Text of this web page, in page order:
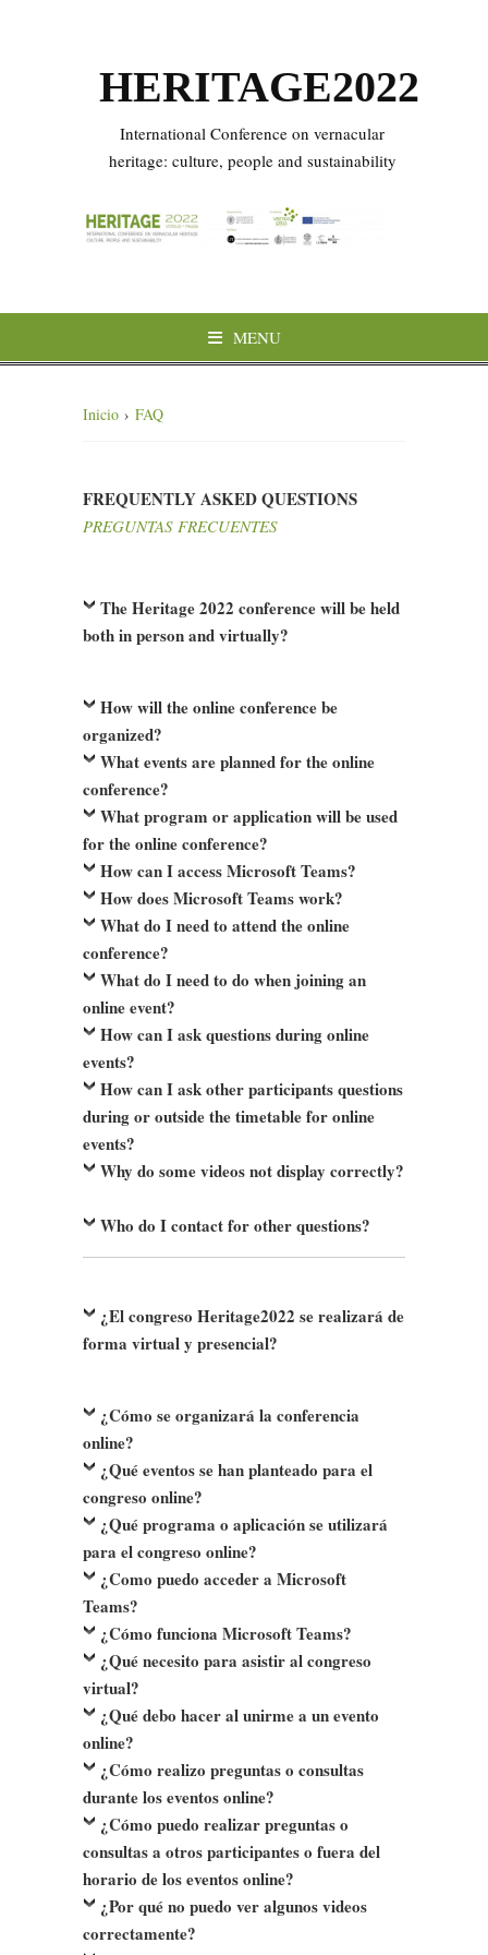
HERITAGE2022
International Conference on vernacular
heritage: culture, people and sustainability
MENU
Inicio › FAQ
FREQUENTLY ASKED QUESTIONS
PREGUNTAS FRECUENTES
The Heritage 2022 conference will be held
both in person and virtually?
How will the online conference be
organized?
What events are planned for the online
conference?
What program or application will be used
for the online conference?
How can I access Microsoft Teams?
How does Microsoft Teams work?
What do I need to attend the online
conference?
What do I need to do when joining an
online event?
How can I ask questions during online
events?
How can I ask other participants questions
during or outside the timetable for online
events?
Why do some videos not display correctly?
Who do I contact for other questions?
¿El congreso Heritage2022 se realizará de
forma virtual y presencial?
¿Cómo se organizará la conferencia
online?
¿Qué eventos se han planteado para el
congreso online?
¿Qué programa o aplicación se utilizará
para el congreso online?
¿Como puedo acceder a Microsoft
Teams?
¿Cómo funciona Microsoft Teams?
¿Qué necesito para asistir al congreso
virtual?
¿Qué debo hacer al unirme a un evento
online?
¿Cómo realizo preguntas o consultas
durante los eventos online?
¿Cómo puedo realizar preguntas o
consultas a otros participantes o fuera del
horario de los eventos online?
¿Por qué no puedo ver algunos videos
correctamente?